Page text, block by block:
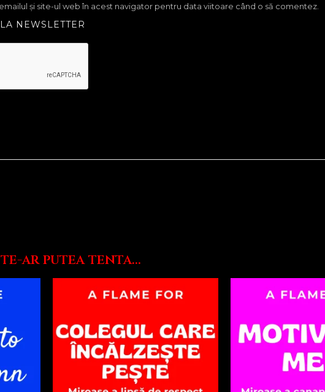
și site-ul web în acest navigator pentru data viitoare când o să comentez.
NEWSLETTER
ar putea tenta...